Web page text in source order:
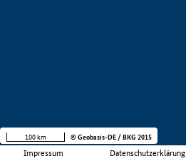
Impressum Datenschutzerklärung
100 km © Geobasis-DE / BKG 2015